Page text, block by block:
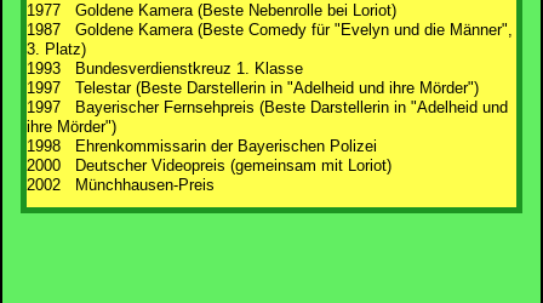
1977 Goldene Kamera (Beste Nebenrolle bei Loriot)
1987 Goldene Kamera (Beste Comedy für "Evelyn und die Männer",
3. Platz)
1993 Bundesverdienstkreuz 1. Klasse
1997 Telestar (Beste Darstellerin in "Adelheid und ihre Mörder")
1997 Bayerischer Fernsehpreis (Beste Darstellerin in "Adelheid und
ihre Mörder")
1998 Ehrenkommissarin der Bayerischen Polizei
2000 Deutscher Videopreis (gemeinsam mit Loriot)
2002 Münchhausen-Preis